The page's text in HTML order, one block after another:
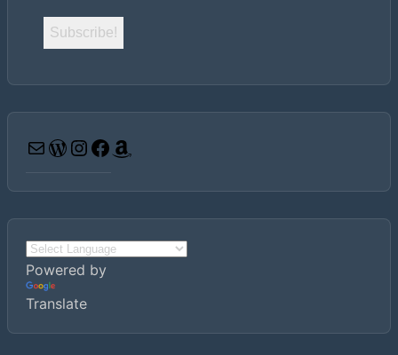
EmailWordPress
Instagram
Facebook
Powered by
Translate